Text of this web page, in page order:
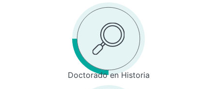
Doctorado en Historia